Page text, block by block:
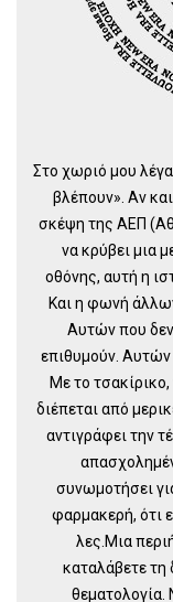
Στο χωριό μου
βλέπουν». Αν
σκέψη της ΑΕΠ
να κρύβει μια
οθόνης, αυτή η
Και η φωνή
Αυτών που
επιθυμούν. Αυτών
Με το
διέπεται από
αντιγράφει την
συνωμοτήσει
φαρμακερή, ότι
λες.Μια
καταλάβετε τη
θεματολογία.